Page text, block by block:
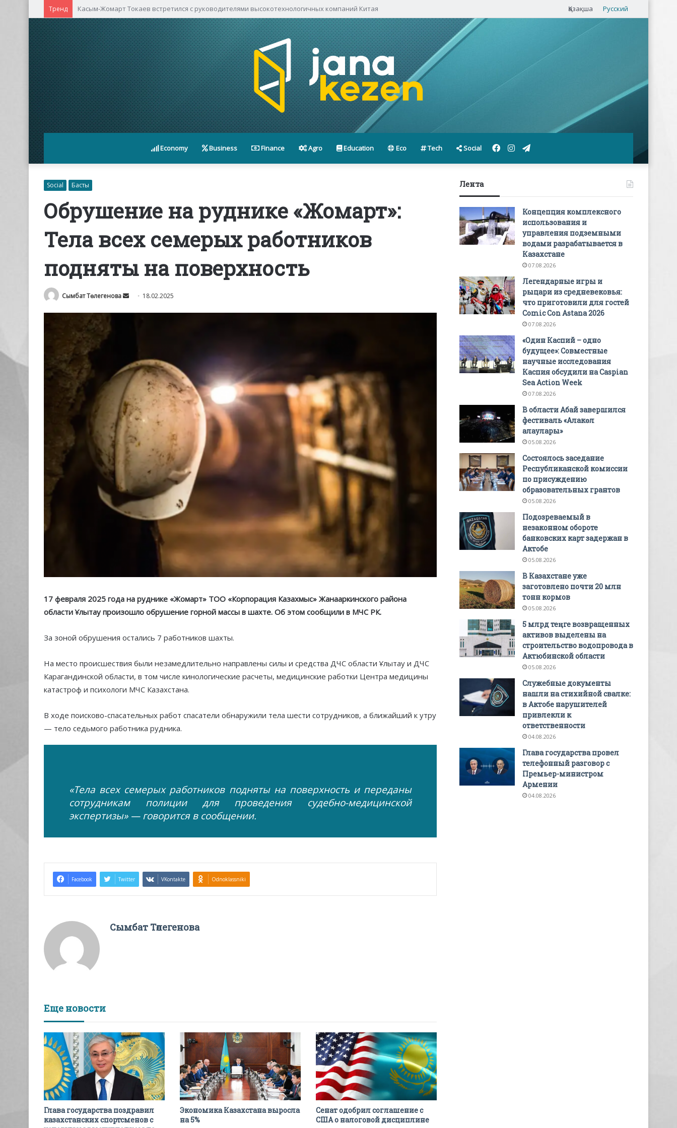
Тренд Касым-Жомарт Токаев встретился с руководителями высокотехнологичных компаний Китая Қазақша Русский
Economy Business Finance Agro Education Eco Tech Social Telegram
Instagram
Facebook
Social Басты
Обрушение на руднике «Жомарт»:
Тела всех семерых работников
подняты на поверхность
Сымбат Төлегенова
Send 18.02.2025
17 февраля 2025 года на руднике «Жомарт» ТОО «Корпорация Казахмыс» Жанааркинского района
области Ұлытау произошло обрушение горной массы в шахте. Об этом сообщили в МЧС РК.
За зоной обрушения остались 7 работников шахты.
На место происшествия были незамедлительно направлены силы и средства ДЧС области Ұлытау и ДЧС
Карагандинской области, в том числе кинологические расчеты, медицинские работки Центра медицины
катастроф и психологи МЧС Казахстана.
В ходе поисково-спасательных работ спасатели обнаружили тела шести сотрудников, а ближайший к утру
— тело седьмого работника рудника.
«Тела всех семерых работников подняты на поверхность и переданы
сотрудникам полиции для проведения судебно-медицинской
экспертизы» — говорится в сообщении.
Facebook Twitter VKontakte Odnoklassniki
Сымбат Төлегенова
Еще новости
Глава государства поздравил
казахстанских спортсменов с
Экономика Казахстана выросла
на 5%
Сенат одобрил соглашение с
США о налоговой дисциплине
Лента
Концепция комплексного
использования и
управления подземными
водами разрабатывается в
Казахстане
07.08.2026
Легендарные игры и
рыцари из средневековья:
что приготовили для гостей
Comic Con Astana 2026
07.08.2026
«Один Каспий – одно
будущее»: Совместные
научные исследования
Каспия обсудили на Caspian
Sea Action Week
07.08.2026
В области Абай завершился
фестиваль «Алакөл
алаулары»
05.08.2026
Состоялось заседание
Республиканской комиссии
по присуждению
образовательных грантов
05.08.2026
Подозреваемый в
незаконном обороте
банковских карт задержан в
Актобе
05.08.2026
В Казахстане уже
заготовлено почти 20 млн
тонн кормов
05.08.2026
5 млрд теңге возвращенных
активов выделены на
строительство водопровода в
Актюбинской области
05.08.2026
Служебные документы
нашли на стихийной свалке:
в Актобе нарушителей
привлекли к
ответственности
04.08.2026
Глава государства провел
телефонный разговор с
Премьер-министром
Армении
04.08.2026